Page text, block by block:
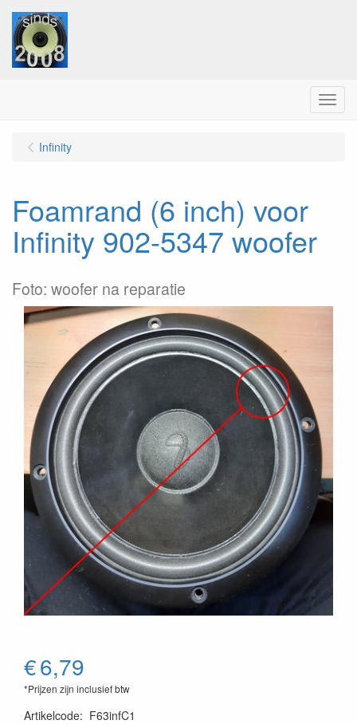
Menu
Infinity
Foamrand (6 inch) voor
Infinity 902-5347 woofer
Foto: woofer na reparatie
€6,79
*Prijzen zijn inclusief btw
Artikelcode: F63infC1